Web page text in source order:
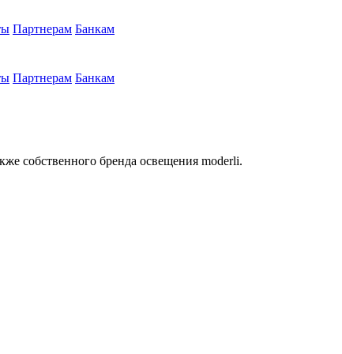
Партнерам Банкам
Партнерам Банкам
собственного бренда освещения moderli.